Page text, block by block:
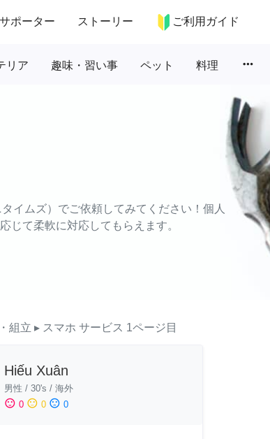
サポーター ストーリー ご利用ガイド
リア 趣味・習い事 ペット 料理 more_horiz
イムズ）でご依頼してみてください！個人
じて柔軟に対応してもらえます。
組立 ▸ スマホ サービス 1ページ目
Hiếu Xuân
男性 / 30's / 海外
sentiment_satisfied 0 sentiment_neutral 0 sentiment_dissatisfied 0